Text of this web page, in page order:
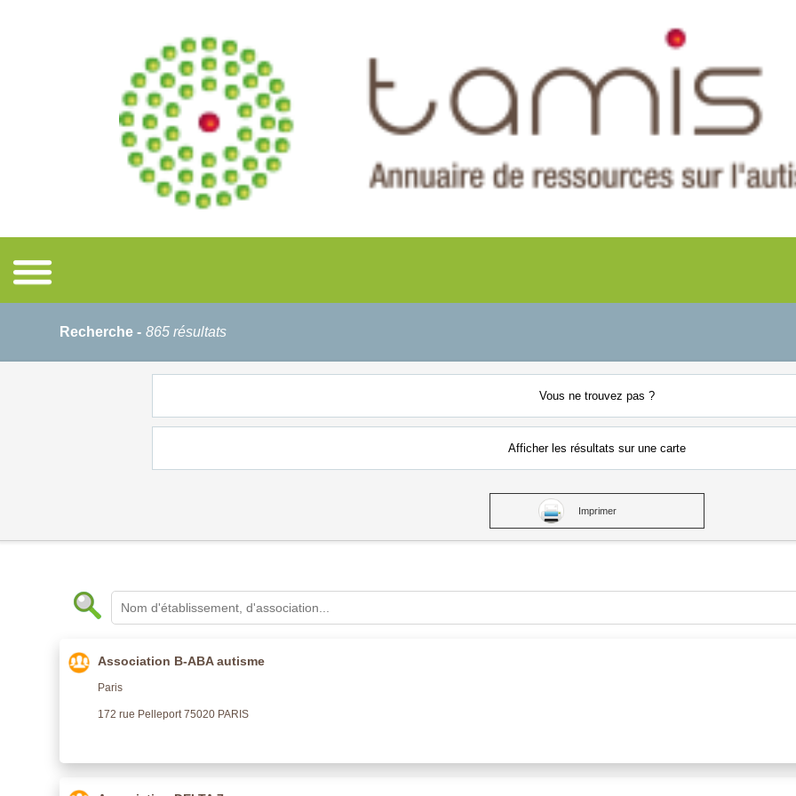
Recherche - 865 résultats
Vous ne trouvez pas ?
Afficher les résultats sur une carte
Imprimer
Association B-ABA autisme
Paris
172 rue Pelleport 75020 PARIS